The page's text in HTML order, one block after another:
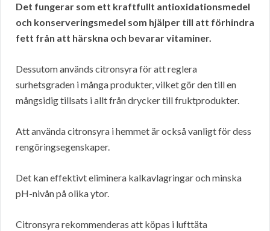
Det fungerar som ett kraftfullt antioxidationsmedel
och konserveringsmedel som hjälper till att förhindra
fett från att härskna och bevarar vitaminer.
Dessutom används citronsyra för att reglera
surhetsgraden i många produkter, vilket gör den till en
mångsidig tillsats i allt från drycker till fruktprodukter.
Att använda citronsyra i hemmet är också vanligt för dess
rengöringsegenskaper.
Det kan effektivt eliminera kalkavlagringar och minska
pH-nivån på olika ytor.
Citronsyra rekommenderas att köpas i lufttäta